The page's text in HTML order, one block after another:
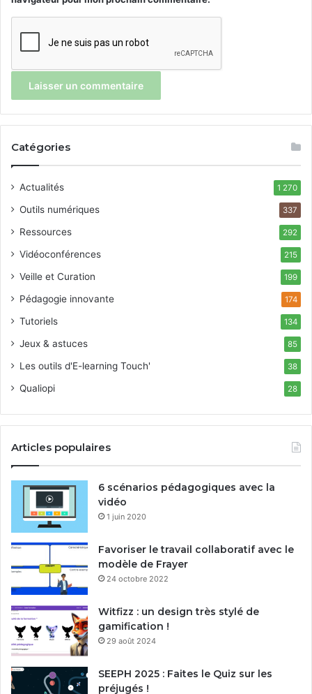
Catégories
Actualités 1 270
Outils numériques 337
Ressources 292
Vidéoconférences 215
Veille et Curation 199
Pédagogie innovante 174
Tutoriels 134
Jeux & astuces 85
Les outils d'E-learning Touch' 38
Qualiopi 28
Articles populaires
6 scénarios pédagogiques avec la
vidéo
1 juin 2020
Favoriser le travail collaboratif avec le
modèle de Frayer
24 octobre 2022
Witfizz : un design très stylé de
gamification !
29 août 2024
SEEPH 2025 : Faites le Quiz sur les
préjugés !